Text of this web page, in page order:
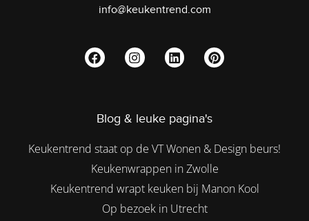
info@keukentrend.com
Blog & leuke pagina's
Keukentrend staat op de VT Wonen & Design beurs!
Keukenwrappen in Zwolle
Keukentrend wrapt keuken bij Manon Kool
Op bezoek in Utrecht